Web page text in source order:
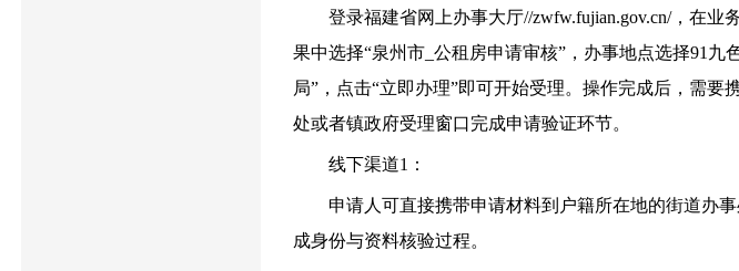
登录福建省网上办事大厅//zwfw.fujian.gov.cn/，在业
果中选择“泉州市_公租房申请审核”，办事地点选择91九
局”，点击“立即办理”即可开始受理。操作完成后，需要
处或者镇政府受理窗口完成申请验证环节。
线下渠道1：
申请人可直接携带申请材料到户籍所在地的街道办事
成身份与资料核验过程。